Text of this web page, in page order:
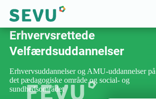
Fællesudvalget for
Erhvervsrettede
Velfærdsuddannelser
Erhvervsuddannelser og AMU-uddannelser på
det pædagogiske område og social- og
sundhedsområdet